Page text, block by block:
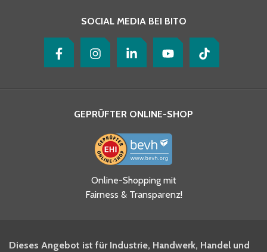
SOCIAL MEDIA BEI BITO
GEPRÜFTER ONLINE-SHOP
Online-Shopping mit
Fairness & Transparenz!
Dieses Angebot ist für Industrie, Handwerk, Handel und